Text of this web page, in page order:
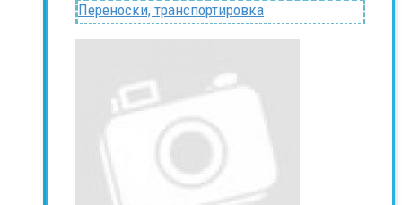
Переноски, транспортировка